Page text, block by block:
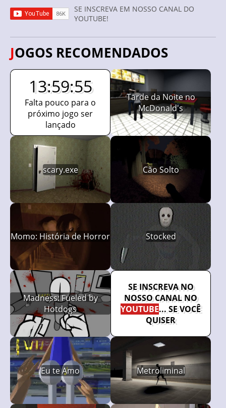
SE INSCREVA EM NOSSO CANAL DO
YOUTUBE!
JOGOS RECOMENDADOS
13:59:54
Falta pouco para o
próximo jogo ser
lançado
Tarde da Noite no
McDonald's
scary.exe Cão Solto
Momo: História de Horror Stocked
Madness: Fueled by
Hotdogs
SE INSCREVA NO
NOSSO CANAL NO
YOUTUBE... SE VOCÊ
QUISER
Eu te Amo Metroliminal